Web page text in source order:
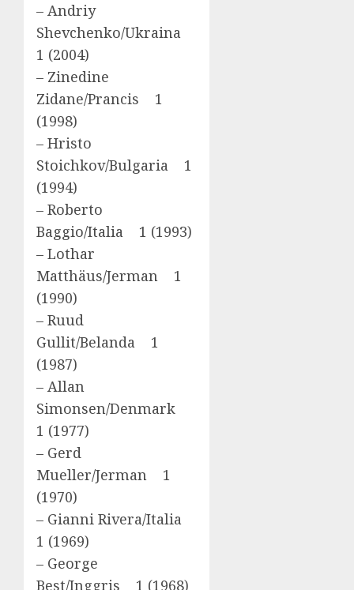
– Andriy
Shevchenko/Ukraina
1 (2004)
– Zinedine
Zidane/Prancis 1
(1998)
– Hristo
Stoichkov/Bulgaria 1
(1994)
– Roberto
Baggio/Italia 1 (1993)
– Lothar
Matthäus/Jerman 1
(1990)
– Ruud
Gullit/Belanda 1
(1987)
– Allan
Simonsen/Denmark
1 (1977)
– Gerd
Mueller/Jerman 1
(1970)
– Gianni Rivera/Italia
1 (1969)
– George
Best/Inggris 1 (1968)